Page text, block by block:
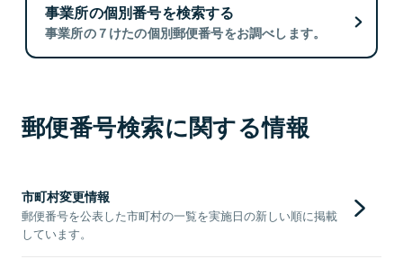
事業所の個別番号を検索する
事業所の７けたの個別郵便番号をお調べします。
郵便番号検索に関する情報
市町村変更情報
郵便番号を公表した市町村の一覧を実施日の新しい順に掲載
しています。